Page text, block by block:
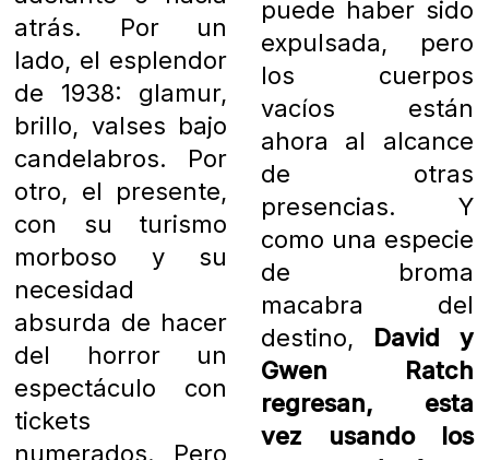
atrás. Por un
lado, el esplendor
de 1938: glamur,
brillo, valses bajo
candelabros. Por
otro, el presente,
con su turismo
morboso y su
necesidad
absurda de hacer
del horror un
espectáculo con
tickets
numerados. Pero
puede haber sido
expulsada, pero
los cuerpos
vacíos están
ahora al alcance
de otras
presencias. Y
como una especie
de broma
macabra del
destino,
David y
Gwen Ratch
regresan, esta
vez usando los